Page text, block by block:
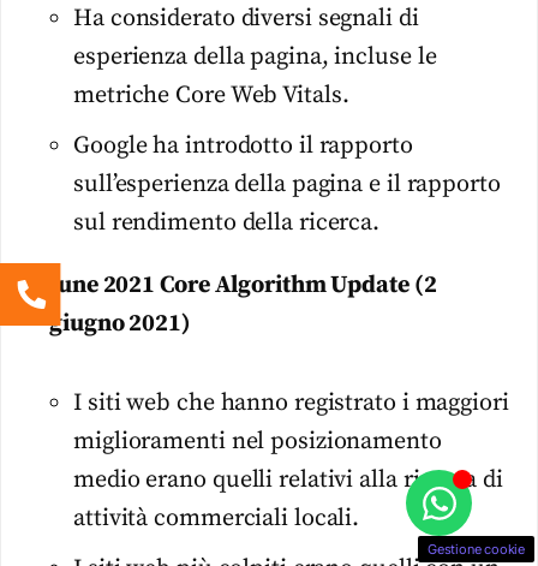
Ha considerato diversi segnali di
esperienza della pagina, incluse le
metriche Core Web Vitals.
Google ha introdotto il rapporto
sull’esperienza della pagina e il rapporto
sul rendimento della ricerca.
June 2021 Core Algorithm Update (2
giugno 2021)
I siti web che hanno registrato i maggiori
miglioramenti nel posizionamento
medio erano quelli relativi alla ricerca di
attività commerciali locali.
Gestione cookie